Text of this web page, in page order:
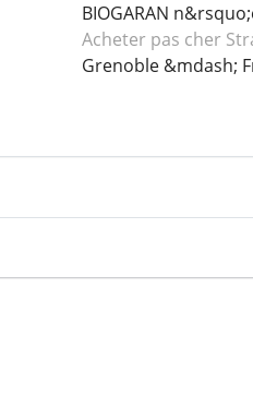
BIOGARAN
Acheter pas cher
Grenoble &mdash;